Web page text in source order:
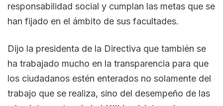
responsabilidad social y cumplan las metas que se
han fijado en el ámbito de sus facultades.
Dijo la presidenta de la Directiva que también se
ha trabajado mucho en la transparencia para que
los ciudadanos estén enterados no solamente del
trabajo que se realiza, sino del desempeño de las